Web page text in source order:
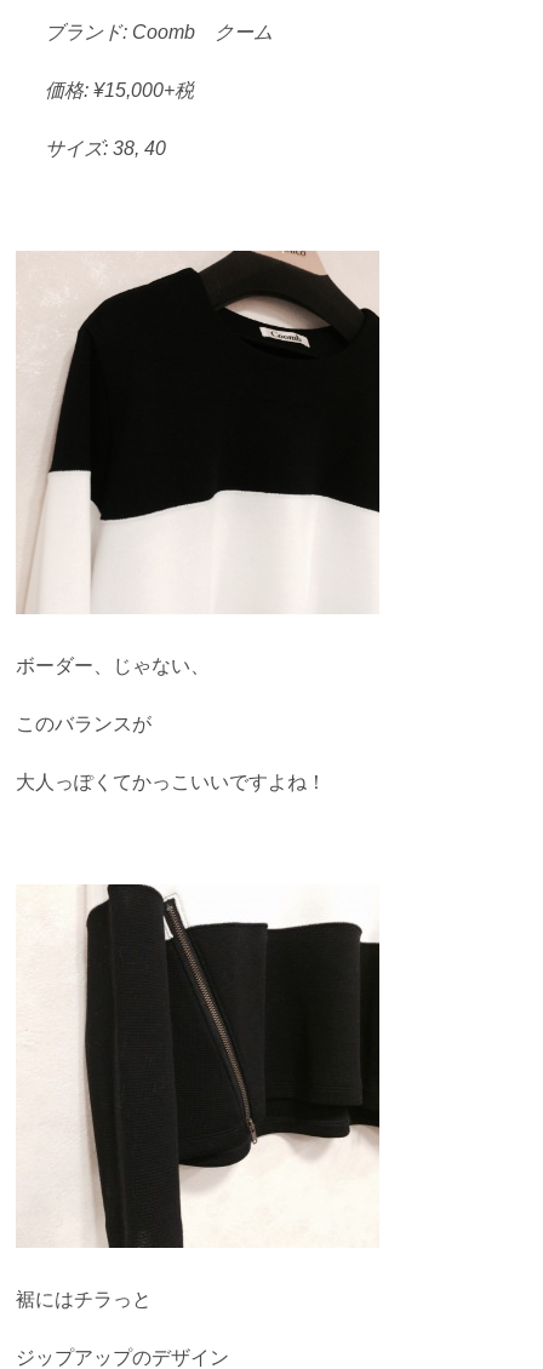
ブランド: Coomb クーム
価格: ¥15,000+税
サイズ: 38, 40
ボーダー、じゃない、
このバランスが
大人っぽくてかっこいいですよね！
裾にはチラっと
ジップアップのデザイン